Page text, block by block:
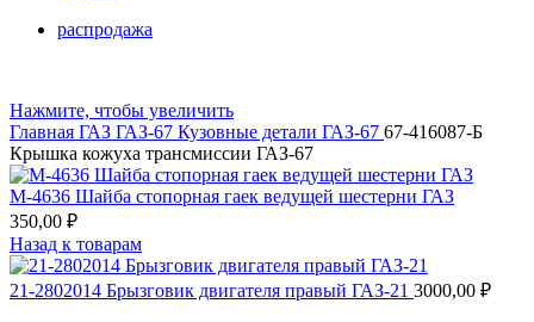
распродажа
Нажмите, чтобы увеличить
Главная ГАЗ ГАЗ-67 Кузовные детали ГАЗ-67 67-416087-Б
Крышка кожуха трансмиссии ГАЗ-67
М-4636 Шайба стопорная гаек ведущей шестерни ГАЗ
350,00 ₽
Назад к товарам
21-2802014 Брызговик двигателя правый ГАЗ-21 3000,00 ₽